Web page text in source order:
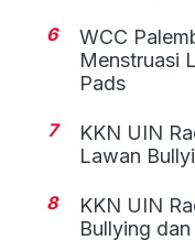
6
WCC
Menstruasi
Pads
7
KKN UIN
Lawan
8
KKN UIN
Bullying